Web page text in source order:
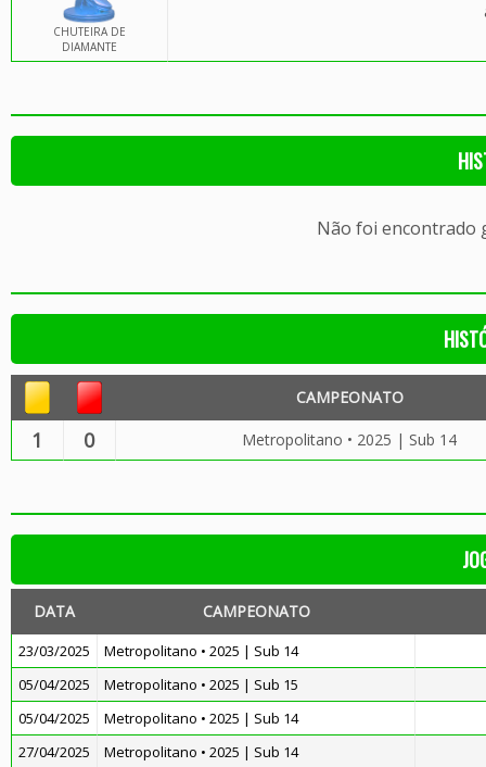
CHUTEIRA DE
DIAMANTE
Não foi encontrado
CAMPEONATO
1 0 Metropolitano • 2025 | Sub 14
DATA CAMPEONATO
23/03/2025
Metropolitano • 2025 | Sub 14
05/04/2025
Metropolitano • 2025 | Sub 15
05/04/2025
Metropolitano • 2025 | Sub 14
27/04/2025
Metropolitano • 2025 | Sub 14